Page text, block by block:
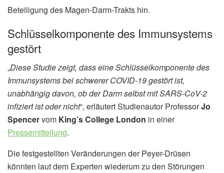
Beteiligung des Magen-Darm-Trakts hin.
Schlüsselkomponente des Immunsystems
gestört
„Diese Studie zeigt, dass eine Schlüsselkomponente des
Immunsystems bei schwerer COVID-19 gestört ist,
unabhängig davon, ob der Darm selbst mit SARS-CoV-2
infiziert ist oder nicht“, erläutert Studienautor ProfessorJo
Spencervom King’s College London in einer
Pressemitteilung.
Die festgestellten Veränderungen der Peyer-Drüsen
könnten laut dem Experten wiederum zu den Störungen